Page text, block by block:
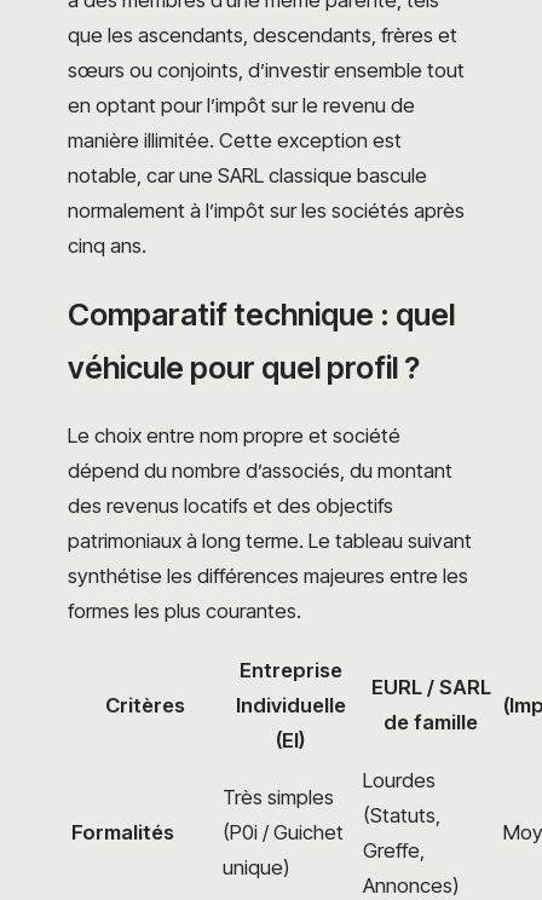
que les ascendants, descendants, frères et
sœurs ou conjoints, d’investir ensemble tout
en optant pour l’impôt sur le revenu de
manière illimitée. Cette exception est
notable, car une SARL classique bascule
normalement à l’impôt sur les sociétés après
cinq ans.
Comparatif technique : quel
véhicule pour quel profil ?
Le choix entre nom propre et société
dépend du nombre d’associés, du montant
des revenus locatifs et des objectifs
patrimoniaux à long terme. Le tableau suivant
synthétise les différences majeures entre les
formes les plus courantes.
Critères
Entreprise
Individuelle
(EI)
EURL / SARL
de famille
Formalités
Très simples
(P0i / Guichet
unique)
Lourdes
(Statuts,
Greffe,
Annonces)